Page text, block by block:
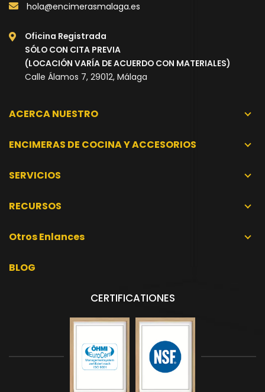
hola@encimerasmalaga.es
Oficina Registrada
SÓLO CON CITA PREVIA
(LOCACIÓN VARÍA DE ACUERDO CON MATERIALES)
Calle Álamos 7, 29012, Málaga
ACERCA NUESTRO
ENCIMERAS DE COCINA Y ACCESORIOS
SERVICIOS
RECURSOS
Otros Enlances
BLOG
CERTIFICATIONES